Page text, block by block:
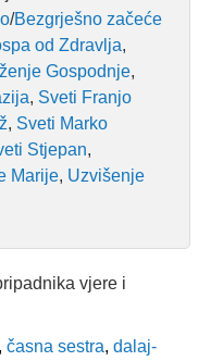
/Bezgrješno začeće
od Zdravlja,
Gospodnje,
, Sveti Franjo
, Sveti Marko
Stjepan,
Marije, Uzvišenje
vjere i
, časna sestra, dalaj-